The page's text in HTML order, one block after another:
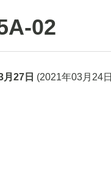
02
27日 (2021年03月24日